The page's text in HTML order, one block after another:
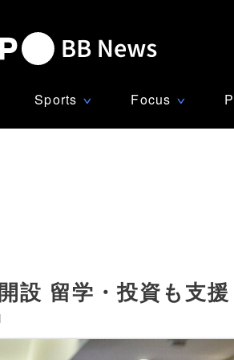
Sports ∨ Focus ∨
設 留学・投資も支援